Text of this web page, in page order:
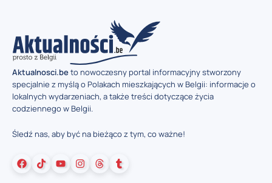
Aktualnosci.beto nowoczesny portal informacyjny stworzony
specjalnie z myślą o Polakach mieszkających w Belgii: informacje o
lokalnych wydarzeniach, a także treści dotyczące życia
codziennego w Belgii.
Śledź nas, aby być na bieżąco z tym, co ważne!